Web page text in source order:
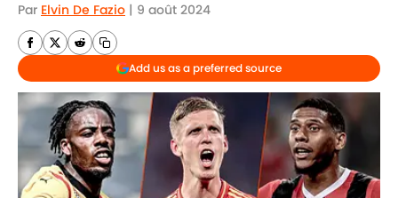
Par Elvin De Fazio | 9 août 2024
Add us as a preferred source